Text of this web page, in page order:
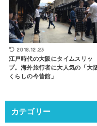
2018.12.23
江戸時代の大阪にタイムスリッ
プ。海外旅行者に大人気の「大
くらしの今昔館」
カテゴリー